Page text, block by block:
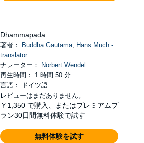
Dhammapada
著者： Buddha Gautama,
Hans Much -
translator
ナレーター：
Norbert Wendel
再生時間： 1 時間 50 分
言語： ドイツ語
レビューはまだありません。
￥1,350 で購入、またはプレミアムプ
ラン30日間無料体験で試す
無料体験を試す